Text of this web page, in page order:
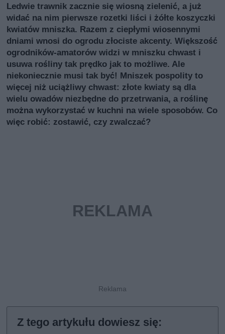
Ledwie trawnik zacznie się wiosną zielenić, a już
widać na nim pierwsze rozetki liści i żółte koszyczki
kwiatów mniszka. Razem z ciepłymi wiosennymi
dniami wnosi do ogrodu złociste akcenty. Większość
ogrodników-amatorów widzi w mniszku chwast i
usuwa rośliny tak prędko jak to możliwe. Ale
niekoniecznie musi tak być! Mniszek pospolity to
więcej niż uciążliwy chwast: złote kwiaty są dla
wielu owadów niezbędne do przetrwania, a roślinę
można wykorzystać w kuchni na wiele sposobów. Co
więc robić: zostawić, czy zwalczać?